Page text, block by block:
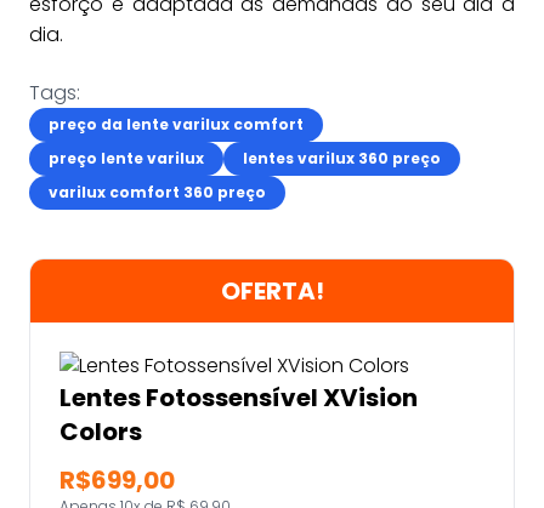
dia.
Tags:
preço da lente varilux comfort
preço lente varilux
lentes varilux 360 preço
varilux comfort 360 preço
OFERTA!
Lentes Fotossensível XVision
Colors
R$699,00